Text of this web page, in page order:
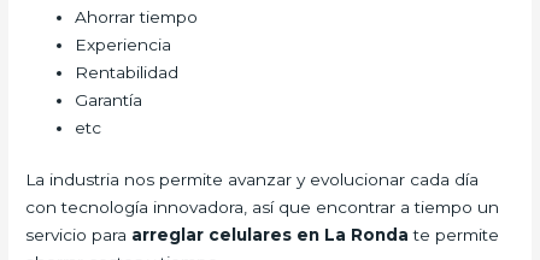
Ahorrar tiempo
Experiencia
Rentabilidad
Garantía
etc
La industria nos permite avanzar y evolucionar cada día
con tecnología innovadora, así que encontrar a tiempo un
servicio para arreglar celulares en La Ronda te permite